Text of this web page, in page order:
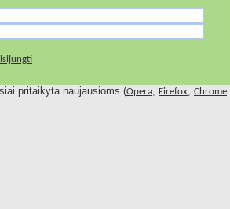
pritaikyta naujausioms (Opera, Firefox, Chrome